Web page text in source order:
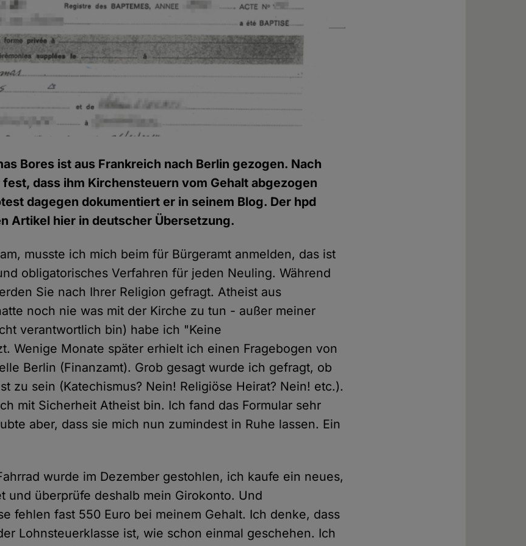
Bores ist aus Frankreich nach Berlin gezogen. Nach
dass ihm Kirchensteuern vom Gehalt abgezogen
dagegen dokumentiert er in seinem Blog. Der hpd
Artikel hier in deutscher Übersetzung.
musste ich mich beim für Bürgeramt anmelden, das ist
obligatorisches Verfahren für jeden Neuling. Während
Sie nach Ihrer Religion gefragt. Atheist aus
noch nie was mit der Kirche zu tun - außer meiner
verantwortlich bin) habe ich "Keine
Wenige Monate später erhielt ich einen Fragebogen von
Berlin (Finanzamt). Grob gesagt wurde ich gefragt, ob
zu sein (Katechismus? Nein! Religiöse Heirat? Nein! etc.).
mit Sicherheit Atheist bin. Ich fand das Formular sehr
aber, dass sie mich nun zumindest in Ruhe lassen. Ein
wurde im Dezember gestohlen, ich kaufe ein neues,
und überprüfe deshalb mein Girokonto. Und
fehlen fast 550 Euro bei meinem Gehalt. Ich denke, dass
Lohnsteuerklasse ist, wie schon einmal geschehen. Ich